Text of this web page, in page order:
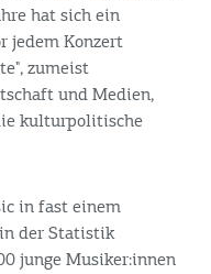
hat sich ein
jedem Konzert
zumeist
und Medien,
kulturpolitische
in fast einem
der Statistik
junge Musiker:innen